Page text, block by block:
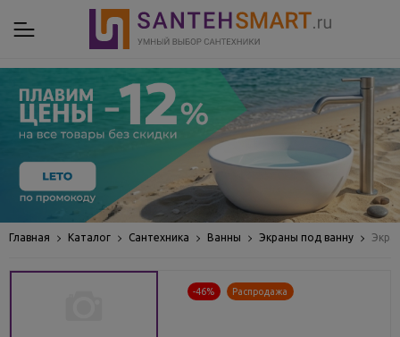
Главная Каталог Сантехника Ванны Экраны под ванну
-46% Распродажа